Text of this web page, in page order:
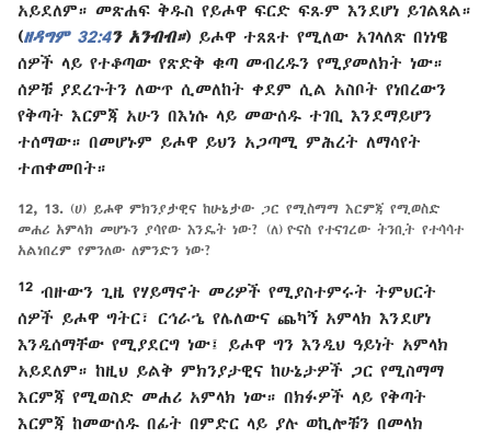
አይደለም። መጽሐፍ ቅዱስ የይሖዋ ፍርድ ፍጹም እንደሆነ ይገልጻል።
(ዘዳግም 32:4ን አንብብ።) ይሖዋ ተጸጸተ የሚለው አገላለጽ በነነዌ
ሰዎች ላይ የተቆጣው የጽድቅ ቁጣ መብረዱን የሚያመለክት ነው።
ሰዎቹ ያደረጉትን ለውጥ ሲመለከት ቀደም ሲል አስቦት የነበረውን
የቅጣት እርምጃ አሁን በእነሱ ላይ መውሰዱ ተገቢ እንደማይሆን
ተሰማው። በመሆኑም ይሖዋ ይህን አጋጣሚ ምሕረት ለማሳየት
ተጠቀመበት።
12, 13. (ሀ) ይሖዋ ምክንያታዊና ከሁኔታው ጋር የሚስማማ እርምጃ የሚወስድ
መሐሪ አምላክ መሆኑን ያሳየው እንዴት ነው? (ለ) ዮናስ የተናገረው ትንቢት የተሳሳተ
አልነበረም የምንለው ለምንድን ነው?
12 ብዙውን ጊዜ የሃይማኖት መሪዎች የሚያስተምሩት ትምህርት
ሰዎች ይሖዋ ግትር፣ ርኅራኄ የሌለውና ጨካኝ አምላክ እንደሆነ
እንዲሰማቸው የሚያደርግ ነው፤ ይሖዋ ግን እንዲህ ዓይነት አምላክ
አይደለም። ከዚህ ይልቅ ምክንያታዊና ከሁኔታዎች ጋር የሚስማማ
እርምጃ የሚወስድ መሐሪ አምላክ ነው። በክፉዎች ላይ የቅጣት
እርምጃ ከመውሰዱ በፊት በምድር ላይ ያሉ ወኪሎቹን በመላክ